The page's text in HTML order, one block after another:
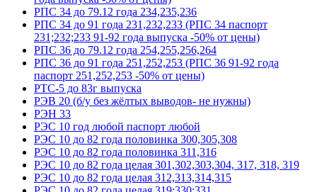
РПС 34 до 79.12 года 234,235,236
РПС 34 до 91 года 231,232,233 (РПС 34 паспорт
231;232;233 91-92 года выпуска -50% от цены)
РПС 36 до 79.12 года 254,255,256,264
РПС 36 до 91 года 251,252,253 (РПС 36 91-92 года
паспорт 251,252,253 -50% от цены)
РТС-5 до 83г выпуска
РЭВ 20 (б/у без жёлтых выводов- не нужны)
РЭН 33
РЭС 10 год любой паспорт любой
РЭС 10 до 82 года половинка 300,305,308
РЭС 10 до 82 года половинка 311,316
РЭС 10 до 82 года целая 301,302,303,304, 317, 318, 319
РЭС 10 до 82 года целая 312,313,314,315